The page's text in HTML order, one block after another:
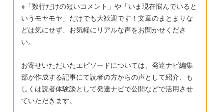
りその音が気になって落ち着かなかったのは
事実です、、、 発達検査は2歳11ヶ月の時に
していて結果待ちですが、点数は低く出ると
の指示をやったと思ったら「やなの！」と言
って途中放棄しておもちゃで遊んでしまい、
全く出来ず（やる気全くなし） 発達検査の前
に言語聴覚士の方と面談した時は、私が隣に
※「数行だけの短いコメント」や「いま現在悩んでいると
いうモヤモヤ」だけでも大歓迎です！文章のまとまりな
どは気にせず、お気軽にリアルな声をお聞かせくださ
い。
お寄せいただいたエピソードについては、発達ナビ編集
部が作成する記事にて読者の方からの声として紹介、も
しくは読者体験談として発達ナビで公開などで活用させ
ていただきます。